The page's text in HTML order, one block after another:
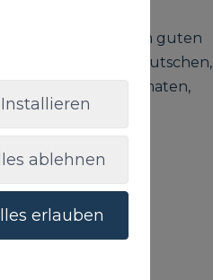
und einem guten
Mini-Fußballplatz, Rutschen,
Kinderautomaten,
zu feiern.
Installieren
ablehnen
erlauben